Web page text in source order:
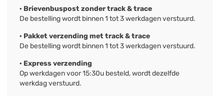
· Brievenbuspost zonder track & trace
De bestelling wordt binnen 1 tot 3 werkdagen verstuurd.
· Pakket verzending met track & trace
De bestelling wordt binnen 1 tot 3 werkdagen verstuurd.
· Express verzending
Op werkdagen voor 15:30u besteld, wordt dezelfde
werkdag verstuurd.